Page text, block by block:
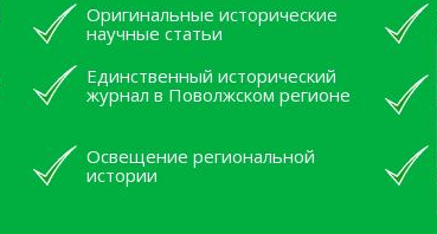
Оригинальные исторические
научные статьи
Единственный исторический
журнал в Поволжском регионе
Освещение региональной
истории